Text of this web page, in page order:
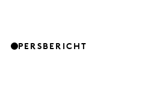
PERSBERICHT